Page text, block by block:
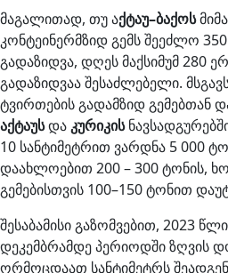
მაგალითად, თუ აქტაუ–ბაქოს
კონტეინერმზიდ გემს შეეძლო
გადაზიდვა, დღეს მაქსიმუმ 280
გადაზიდვაა შესაძლებელი.
ტვირთების გადამზიდ გემებთან
აქტაუსდაკურიკის
10 სანტიმეტრით ვარდნა 5 000
დაახლოებით 200 – 300 ტონის,
გემებისთვის 100–150 ტონით
შესაბამისი გაზომვებით, 2023
დეკემბრამდე პერიოდში ზღვის
ორმოცდაათ სანტიმეტრს